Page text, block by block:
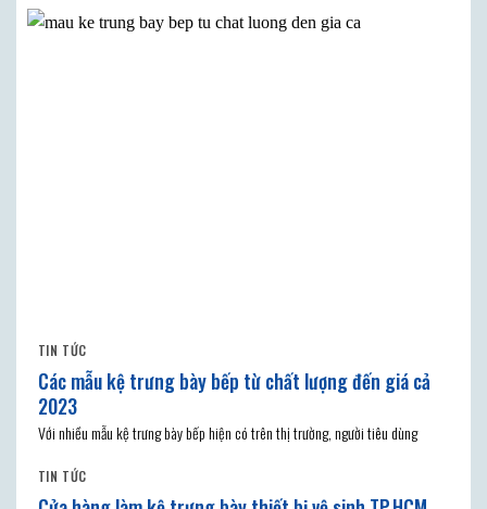
TIN TỨC
Các mẫu kệ trưng bày bếp từ chất lượng đến giá cả
2023
Với nhiều mẫu kệ trưng bày bếp hiện có trên thị trường, người tiêu dùng
TIN TỨC